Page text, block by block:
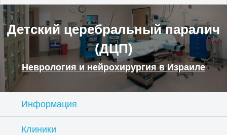
Детский церебральный паралич
(ДЦП)
Неврология и нейрохирургия в Израиле
Информация
Клиники